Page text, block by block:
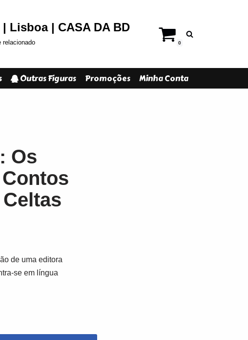
Lisboa | CASA DA BD
relacionado 0
Outras Figuras Promoções Minha Conta
Os
de uma editora
se em língua